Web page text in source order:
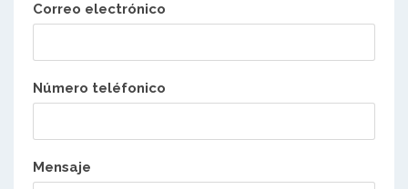
Correo electrónico
Número teléfonico
Mensaje